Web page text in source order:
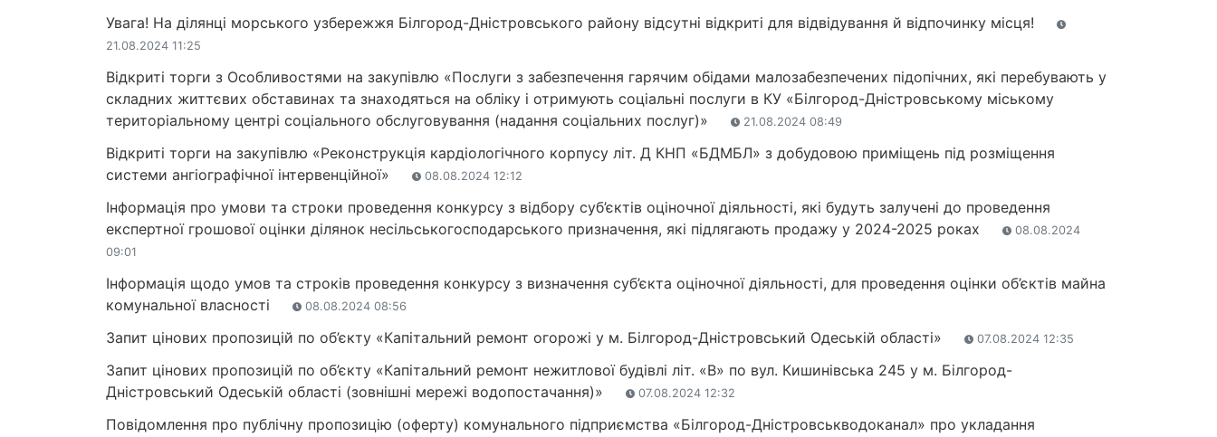
Увага! На ділянці морського узбережжя Білгород-Дністровського району відсутні відкриті для відвідування й відпочинку місця!
21.08.2024 11:25
Відкриті торги з Особливостями на закупівлю «Послуги з забезпечення гарячим обідами малозабезпечених підопічних, які перебувають у
складних життєвих обставинах та знаходяться на обліку і отримують соціальні послуги в КУ «Білгород-Дністровському міському
територіальному центрі соціального обслуговування (надання соціальних послуг)»
21.08.2024 08:49
Відкриті торги на закупівлю «Реконструкція кардіологічного корпусу літ. Д КНП «БДМБЛ» з добудовою приміщень під розміщення
системи ангіографічної інтервенційної»
08.08.2024 12:12
Інформація про умови та строки проведення конкурсу з відбору суб’єктів оціночної діяльності, які будуть залучені до проведення
експертної грошової оцінки ділянок несільськогосподарського призначення, які підлягають продажу у 2024-2025 роках
08.08.2024
09:01
Інформація щодо умов та строків проведення конкурсу з визначення суб’єкта оціночної діяльності, для проведення оцінки об’єктів майна
комунальної власності
08.08.2024 08:56
Запит цінових пропозицій по об’єкту «Капітальний ремонт огорожі у м. Білгород-Дністровський Одеській області» 07.08.2024 12:35
Запит цінових пропозицій по об’єкту «Капітальний ремонт нежитлової будівлі літ. «В» по вул. Кишинівська 245 у м. Білгород-
Дністровський Одеській області (зовнішні мережі водопостачання)»
07.08.2024 12:32
Повідомлення про публічну пропозицію (оферту) комунального підприємства «Білгород-Дністровськводоканал» про укладання